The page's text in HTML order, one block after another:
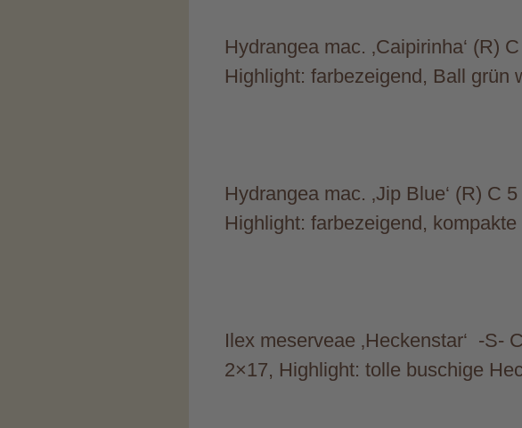
Hydrangea mac. ‚Caipirinha‘ (R)
Highlight: farbezeigend, Ball grün
Hydrangea mac. ‚Jip Blue‘ (R) C
Highlight: farbezeigend,
Ilex meserveae ‚Heckenstar‘ -S-
2×17, Highlight: tolle buschige